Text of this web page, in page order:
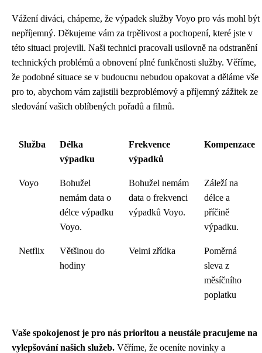
Vážení diváci, chápeme, že výpadek služby Voyo pro vás mohl být
nepříjemný. Děkujeme vám za trpělivost a pochopení, které jste v
této situaci projevili. Naši technici pracovali usilovně na odstranění
technických problémů a obnovení plné funkčnosti služby. Věříme,
že podobné situace se v budoucnu nebudou opakovat a děláme vše
pro to, abychom vám zajistili bezproblémový a příjemný zážitek ze
sledování vašich oblíbených pořadů a filmů.
Služba
Délka
výpadku
Frekvence
výpadků
Kompenzace
Voyo
Bohužel
nemám data o
délce výpadku
Voyo.
Bohužel nemám
data o frekvenci
výpadků Voyo.
Záleží na
délce a
příčině
výpadku.
Netflix
Většinou do
hodiny
Velmi zřídka
Poměrná
sleva z
měsíčního
poplatku
Vaše spokojenost je pro nás prioritou a neustále pracujeme na
vylepšování našich služeb. Věříme, že oceníte novinky a